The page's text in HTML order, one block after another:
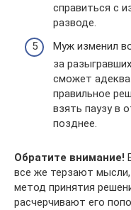
справиться с
разводе.
Муж изменил
за
сможет
правильное
взять паузу в
позднее.
Обратите внимание!
все же терзают
метод принятия
расчерчивают его